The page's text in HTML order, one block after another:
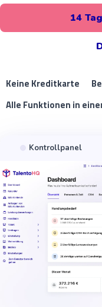
14
Keine Kreditkarte
Alle Funktionen in
Kontrollpanel